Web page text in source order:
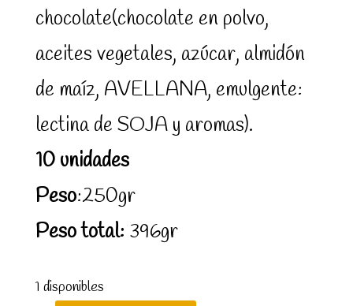
chocolate(chocolate en polvo,
aceites vegetales, azúcar, almidón
de maíz, AVELLANA, emulgente:
lectina de SOJA y aromas).
10 unidades
Peso:250gr
Peso total: 396gr
1 disponibles